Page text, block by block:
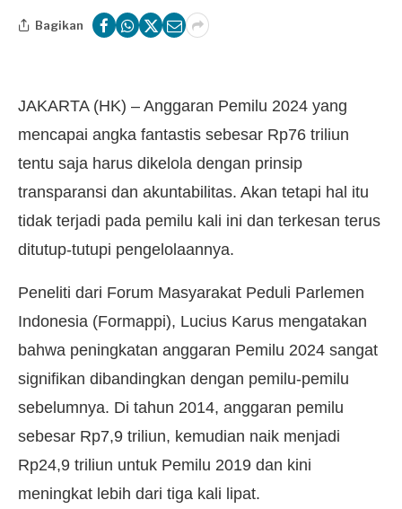
Bagikan
JAKARTA (HK) – Anggaran Pemilu 2024 yang
mencapai angka fantastis sebesar Rp76 triliun
tentu saja harus dikelola dengan prinsip
transparansi dan akuntabilitas. Akan tetapi hal itu
tidak terjadi pada pemilu kali ini dan terkesan terus
ditutup-tutupi pengelolaannya.
Peneliti dari Forum Masyarakat Peduli Parlemen
Indonesia (Formappi), Lucius Karus mengatakan
bahwa peningkatan anggaran Pemilu 2024 sangat
signifikan dibandingkan dengan pemilu-pemilu
sebelumnya. Di tahun 2014, anggaran pemilu
sebesar Rp7,9 triliun, kemudian naik menjadi
Rp24,9 triliun untuk Pemilu 2019 dan kini
meningkat lebih dari tiga kali lipat.